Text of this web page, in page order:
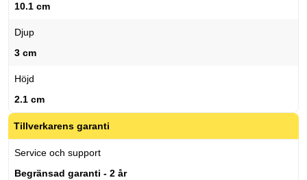
10.1 cm
Djup
3 cm
Höjd
2.1 cm
Tillverkarens garanti
Service och support
Begränsad garanti - 2 år